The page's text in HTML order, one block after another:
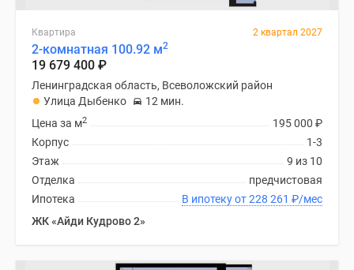
Квартира 2 квартал 2027
2-комнатная 100.92 м2
19 679 400 ₽
Ленинградская область, Всеволожский район
Улица Дыбенко
12 мин.
195 000 ₽
Цена за м2
1-3
Корпус
9 из 10
Этаж
предчистовая
Отделка
В ипотеку от 228 261 ₽/мес
Ипотека
ЖК «Айди Кудрово 2»